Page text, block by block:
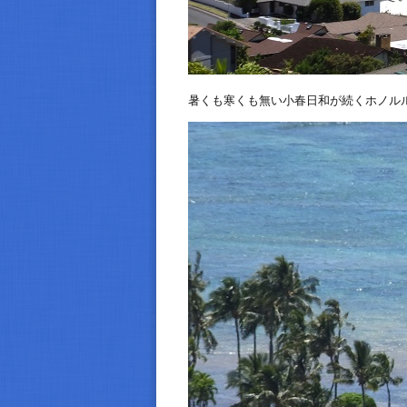
暑くも寒くも無い小春日和が続くホノル